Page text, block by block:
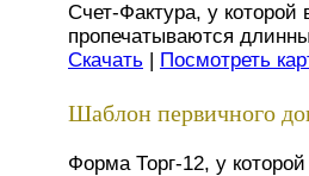
Счет-Фактура, у которой
пропечатываются
Скачать
Посмотреть
Шаблон первичного
Форма Торг-12, у